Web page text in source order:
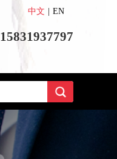
15831937797
中文 EN